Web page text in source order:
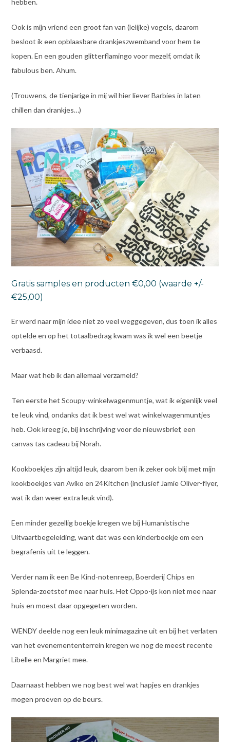
Ook is mijn vriend een groot fan van (lelijke) vogels, daarom
besloot ik een opblaasbare drankjeszwemband voor hem te
kopen. En een gouden glitterflamingo voor mezelf, omdat ik
fabulous ben. Ahum.
(Trouwens, de tienjarige in mij wil hier liever Barbies in laten
chillen dan drankjes…)
Gratis samples en producten €0,00 (waarde +/-
€25,00)
Er werd naar mijn idee niet zo veel weggegeven, dus toen ik alles
optelde en op het totaalbedrag kwam was ik wel een beetje
verbaasd.
Maar wat heb ik dan allemaal verzameld?
Ten eerste het Scoupy-winkelwagenmuntje, wat ik eigenlijk veel
te leuk vind, ondanks dat ik best wel wat winkelwagenmuntjes
heb. Ook kreeg je, bij inschrijving voor de nieuwsbrief, een
canvas tas cadeau bij Norah.
Kookboekjes zijn altijd leuk, daarom ben ik zeker ook blij met mijn
kookboekjes van Aviko en 24Kitchen (inclusief Jamie Oliver-flyer,
wat ik dan weer extra leuk vind).
Een minder gezellig boekje kregen we bij Humanistische
Uitvaartbegeleiding, want dat was een kinderboekje om een
begrafenis uit te leggen.
Verder nam ik een Be Kind-notenreep, Boerderij Chips en
Splenda-zoetstof mee naar huis. Het Oppo-ijs kon niet mee naar
huis en moest daar opgegeten worden.
WENDY deelde nog een leuk minimagazine uit en bij het verlaten
van het evenemententerrein kregen we nog de meest recente
Libelle en Margriet mee.
Daarnaast hebben we nog best wel wat hapjes en drankjes
mogen proeven op de beurs.